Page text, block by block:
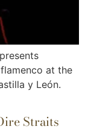
at the
y León.
Straits